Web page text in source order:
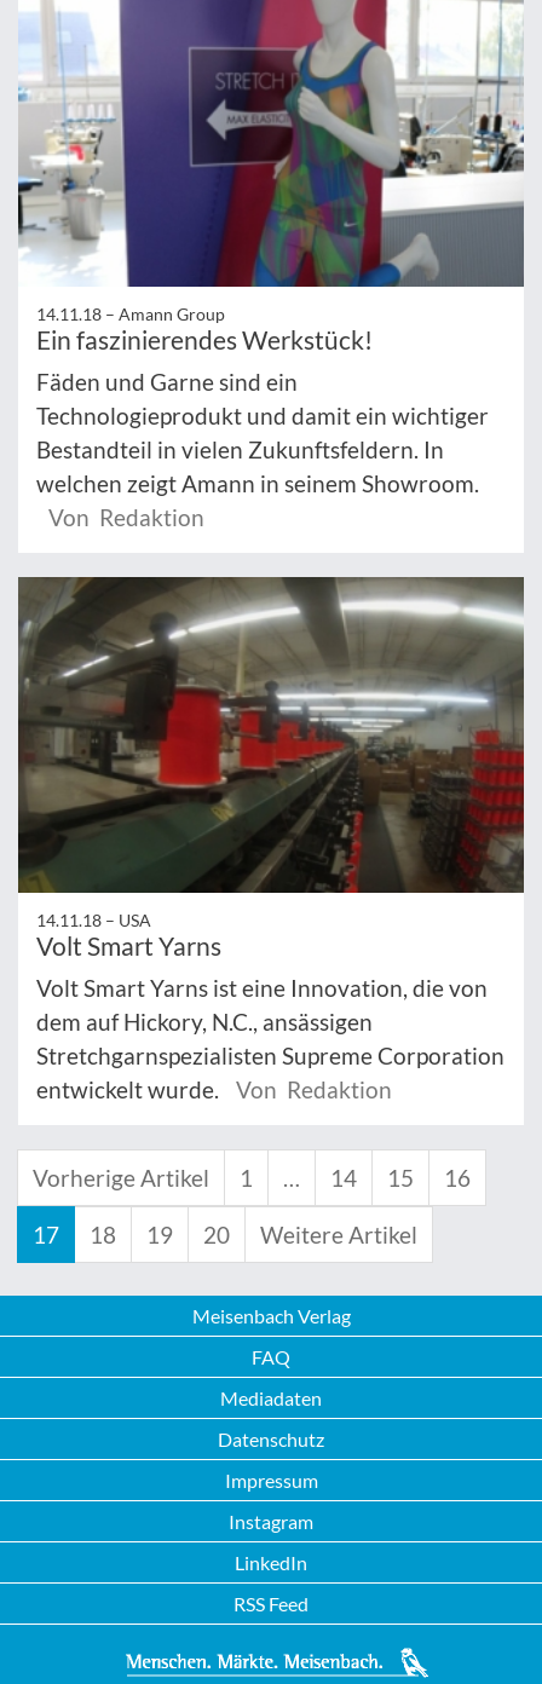
14.11.18 – Amann Group
Ein faszinierendes Werkstück!
Fäden und Garne sind ein
Technologieprodukt und damit ein wichtiger
Bestandteil in vielen Zukunftsfeldern. In
welchen zeigt Amann in seinem Showroom.
Von Redaktion
14.11.18 – USA
Volt Smart Yarns
Volt Smart Yarns ist eine Innovation, die von
dem auf Hickory, N.C., ansässigen
Stretchgarnspezialisten Supreme Corporation
entwickelt wurde.
Von Redaktion
Vorherige Artikel 1 … 14 15 16
17 18 19 20 Weitere Artikel
Meisenbach Verlag
FAQ
Mediadaten
Datenschutz
Impressum
Instagram
LinkedIn
RSS Feed